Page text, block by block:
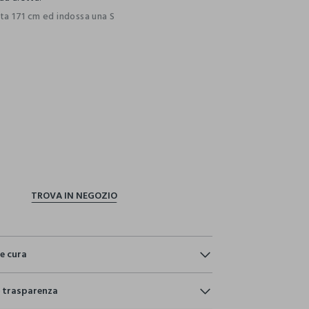
171 cm ed indossa una S
cura